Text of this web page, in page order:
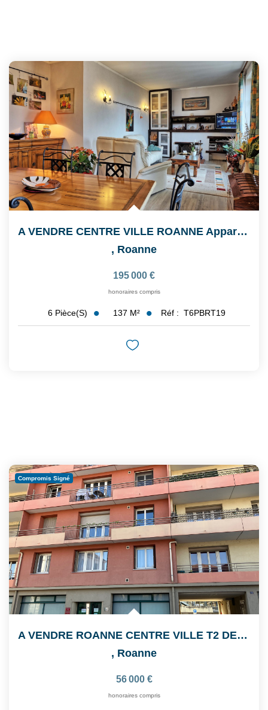
A VENDRE CENTRE VILLE ROANNE Appartement Roanne 6 Pièce(s)...
, Roanne
195 000 €
honoraires compris
6 Pièce(s) 137 M² Réf : T6PBRT19
Compromis Signé
A VENDRE ROANNE CENTRE VILLE T2 DE 45.42 M2
, Roanne
56 000 €
honoraires compris